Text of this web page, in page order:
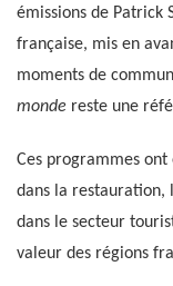
émissions de Patrick
française, mis en
moments de
monde reste une
Ces programmes
dans la restauration,
dans le secteur
valeur des régions